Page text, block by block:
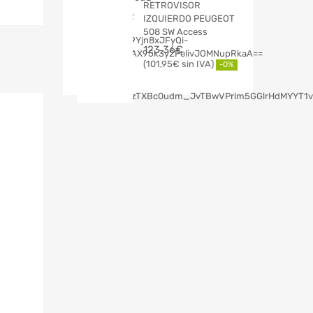
RETROVISOR
IZQUIERDO PEUGEOT
508 SW Access
123,36€
101,95€ -0%